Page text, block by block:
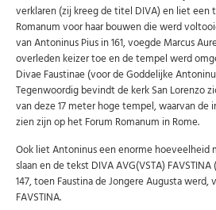
U kunt zich op elk moment weer
Uw gegevens worden niet
Niet meer opnieuw tonen.
verklaren (zij kreeg de titel DIVA) en liet een
Romanum voor haar bouwen die werd
van Antoninus Pius in 161, voegde Marcus
overleden keizer toe en de tempel werd
Divae Faustinae (voor de Goddelijke
Tegenwoordig bevindt de kerk San Lorenzo
van deze 17 meter hoge tempel, waarvan de
zien zijn op het Forum Romanum in Rome.
Ook liet Antoninus een enorme hoeveelheid
slaan en de tekst DIVA AVG(VSTA)
147, toen Faustina de Jongere Augusta werd,
FAVSTINA.